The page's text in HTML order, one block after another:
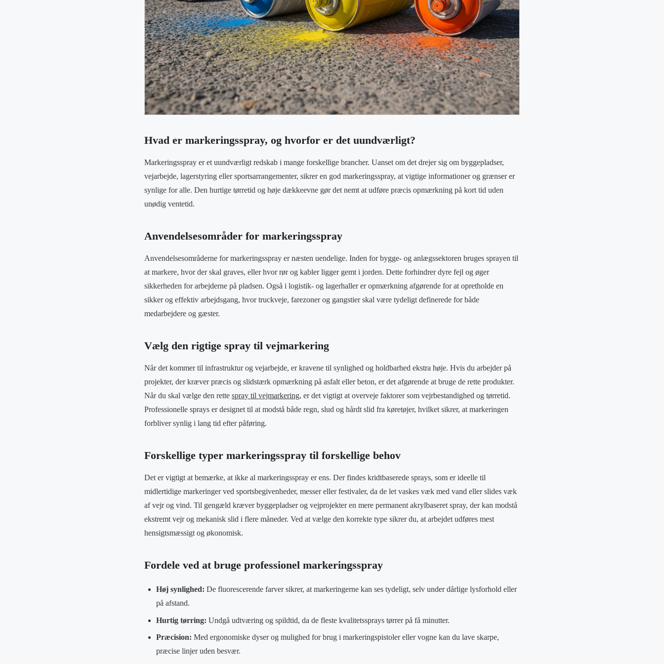
Hvad er markeringsspray, og hvorfor er det uundværligt?
Markeringsspray er et uundværligt redskab i mange forskellige brancher. Uanset om det drejer sig om byggepladser,
vejarbejde, lagerstyring eller sportsarrangementer, sikrer en god markeringsspray, at vigtige informationer og grænser er
synlige for alle. Den hurtige tørretid og høje dækkeevne gør det nemt at udføre præcis opmærkning på kort tid uden
unødig ventetid.
Anvendelsesområder for markeringsspray
Anvendelsesområderne for markeringsspray er næsten uendelige. Inden for bygge- og anlægssektoren bruges sprayen til
at markere, hvor der skal graves, eller hvor rør og kabler ligger gemt i jorden. Dette forhindrer dyre fejl og øger
sikkerheden for arbejderne på pladsen. Også i logistik- og lagerhaller er opmærkning afgørende for at opretholde en
sikker og effektiv arbejdsgang, hvor truckveje, farezoner og gangstier skal være tydeligt definerede for både
medarbejdere og gæster.
Vælg den rigtige spray til vejmarkering
Når det kommer til infrastruktur og vejarbejde, er kravene til synlighed og holdbarhed ekstra høje. Hvis du arbejder på
projekter, der kræver præcis og slidstærk opmærkning på asfalt eller beton, er det afgørende at bruge de rette produkter.
Når du skal vælge den rette spray til vejmarkering, er det vigtigt at overveje faktorer som vejrbestandighed og tørretid.
Professionelle sprays er designet til at modstå både regn, slud og hårdt slid fra køretøjer, hvilket sikrer, at markeringen
forbliver synlig i lang tid efter påføring.
Forskellige typer markeringsspray til forskellige behov
Det er vigtigt at bemærke, at ikke al markeringsspray er ens. Der findes kridtbaserede sprays, som er ideelle til
midlertidige markeringer ved sportsbegivenheder, messer eller festivaler, da de let vaskes væk med vand eller slides væk
af vejr og vind. Til gengæld kræver byggepladser og vejprojekter en mere permanent akrylbaseret spray, der kan modstå
ekstremt vejr og mekanisk slid i flere måneder. Ved at vælge den korrekte type sikrer du, at arbejdet udføres mest
hensigtsmæssigt og økonomisk.
Fordele ved at bruge professionel markeringsspray
Høj synlighed: De fluorescerende farver sikrer, at markeringerne kan ses tydeligt, selv under dårlige lysforhold eller
på afstand.
Hurtig tørring: Undgå udtværing og spildtid, da de fleste kvalitetssprays tørrer på få minutter.
Præcision: Med ergonomiske dyser og mulighed for brug i markeringspistoler eller vogne kan du lave skarpe,
præcise linjer uden besvær.